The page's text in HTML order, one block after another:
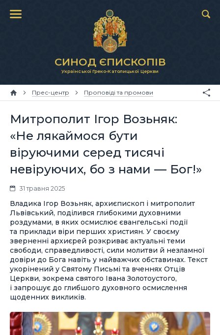
СИНОД ЄПИСКОПІВ
Української Греко-Католицької Церкви
Прес-центр Проповіді та промови
Митрополит Ігор Возьняк:
«Не лякаймося бути
віруючими серед тисячі
невіруючих, бо з нами — Бог!»
31 травня 2025
Владика Ігор Возьняк, архиєпископ і митрополит
Львівський, поділився глибокими духовними
роздумами, в яких осмислює євангельські події
та приклади віри перших християн. У своєму
зверненні архиєрей розкриває актуальні теми
свободи, справедливості, сили молитви й незламної
довіри до Бога навіть у найважчих обставинах. Текст
укорінений у Святому Письмі та вченнях Отців
Церкви, зокрема святого Івана Золотоустого,
і запрошує до глибшого духовного осмислення
щоденних викликів.